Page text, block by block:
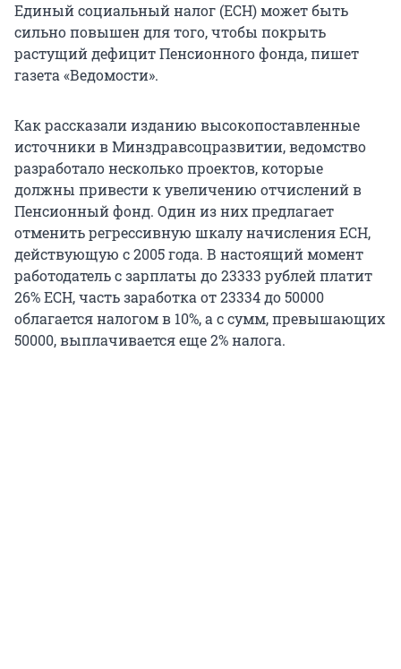
Единый социальный налог (ЕСН) может быть
сильно повышен для того, чтобы покрыть
растущий дефицит Пенсионного фонда, пишет
газета «Ведомости».
Как рассказали изданию высокопоставленные
источники в Минздравсоцразвитии, ведомство
разработало несколько проектов, которые
должны привести к увеличению отчислений в
Пенсионный фонд. Один из них предлагает
отменить регрессивную шкалу начисления ЕСН,
действующую с 2005 года. В настоящий момент
работодатель с зарплаты до 23333 рублей платит
26% ЕСН, часть заработка от 23334 до 50000
облагается налогом в 10%, а с сумм, превышающих
50000, выплачивается еще 2% налога.